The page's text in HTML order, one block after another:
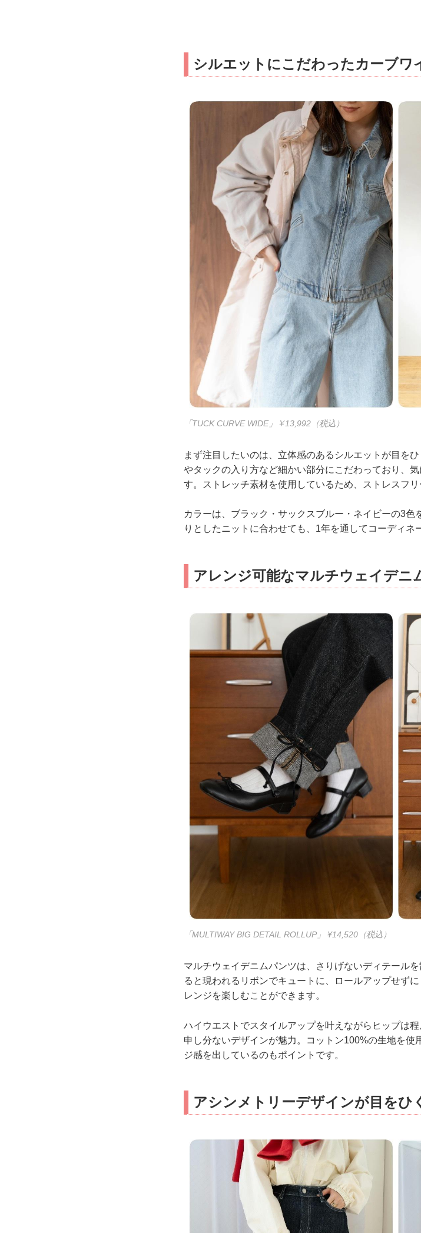
シルエットにこだわったカーブワ
「TUCK CURVE WIDE」￥13,992（税込）
まず注目したいのは、立体感のあるシルエットが目を
やタックの入り方など細かい部分にこだわっており、
す。ストレッチ素材を使用しているため、ストレスフ
カラーは、ブラック・サックスブルー・ネイビーの3
りとしたニットに合わせても、1年を通してコーディネ
アレンジ可能なマルチウェイデニ
「MULTIWAY BIG DETAIL ROLLUP」 ¥14,520（税込）
マルチウェイデニムパンツは、さりげないディテール
ると現われるリボンでキュートに、ロールアップせず
レンジを楽しむことができます。
ハイウエストでスタイルアップを叶えながらヒップは
申し分ないデザインが魅力。コットン100%の生地を
ジ感を出しているのもポイントです。
アシンメトリーデザインが目をひ